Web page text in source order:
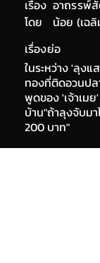
เรื่อง อาถรรพ์
น้อย (เฉ
โดย
เรื่องย่อ
ในระหว่าง 'ลุง
ทองที่ติดอวนป
พูดของ 'เจ้าเม
บ้าน"ถ้าลุงจับม
200 บาท"